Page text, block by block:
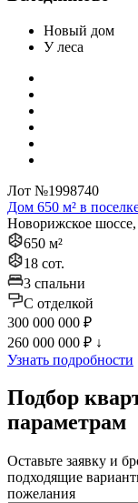
Новый дом
У леса
Лот №1998740
Дом 650 м² в
Новорижское
650 м²
18 сот.
3 спальни
C отделкой
300 000 000 ₽
260 000 000 ₽ ↓
Узнать подробности
Подбор
параметрам
Оставьте заявку и
подходящие
пожелания